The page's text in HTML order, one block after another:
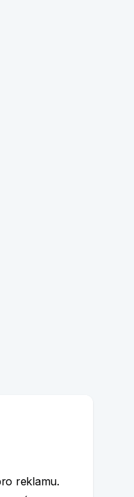
reklamu.